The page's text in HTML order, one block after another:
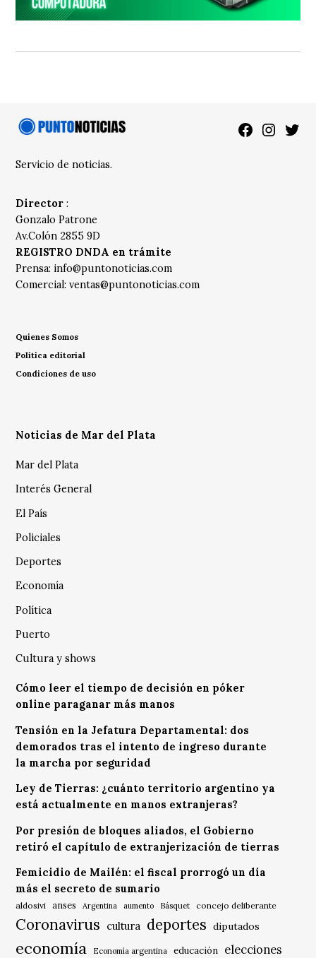
Facebook
Servicio de noticias.
Director :
Gonzalo Patrone
Av.Colón 2855 9D
REGISTRO DNDA en trámite
Prensa: info@puntonoticias.com
Comercial:ventas@puntonoticias.com
Quienes Somos
Política editorial
Condiciones de uso
Noticias de Mar del Plata
Mar del Plata
Interés General
El País
Policiales
Deportes
Economía
Política
Puerto
Cultura y shows
Cómo leer el tiempo de decisión en póker
online paraganar más manos
Tensión en la Jefatura Departamental: dos
demorados tras el intento de ingreso durante
la marcha por seguridad
Ley de Tierras: ¿cuánto territorio argentino ya
está actualmente en manos extranjeras?
Por presión de bloques aliados, el Gobierno
retiró el capítulo de extranjerización de tierras
Femicidio de Mailén: el fiscal prorrogó un día
más el secreto de sumario
aldosivi anses Argentina aumento Básquet concejo deliberante
Coronavirus cultura deportes diputados
economía Economía argentina educación elecciones